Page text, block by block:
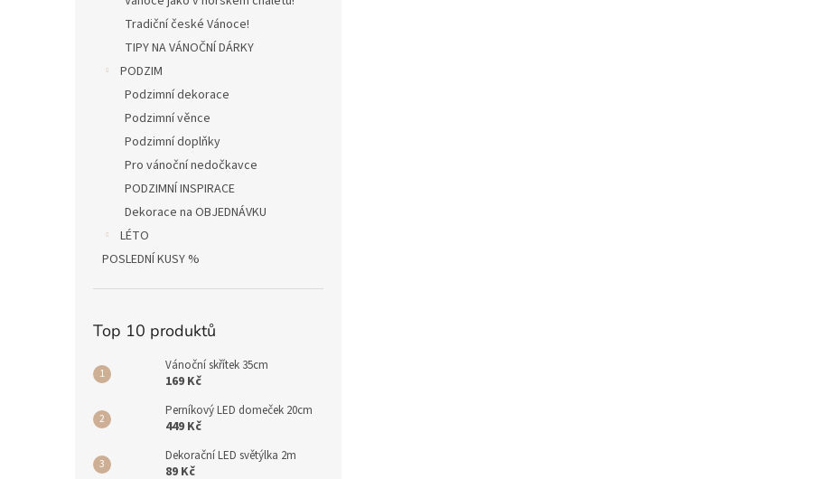
Tradiční české Vánoce!
TIPY NA VÁNOČNÍ DÁRKY
PODZIM
Podzimní dekorace
Podzimní věnce
Podzimní doplňky
Pro vánoční nedočkavce
PODZIMNÍ INSPIRACE
Dekorace na OBJEDNÁVKU
LÉTO
POSLEDNÍ KUSY %
Top 10 produktů
Vánoční skřítek 35cm
169 Kč
Perníkový LED domeček 20cm
449 Kč
Dekorační LED světýlka 2m
89 Kč